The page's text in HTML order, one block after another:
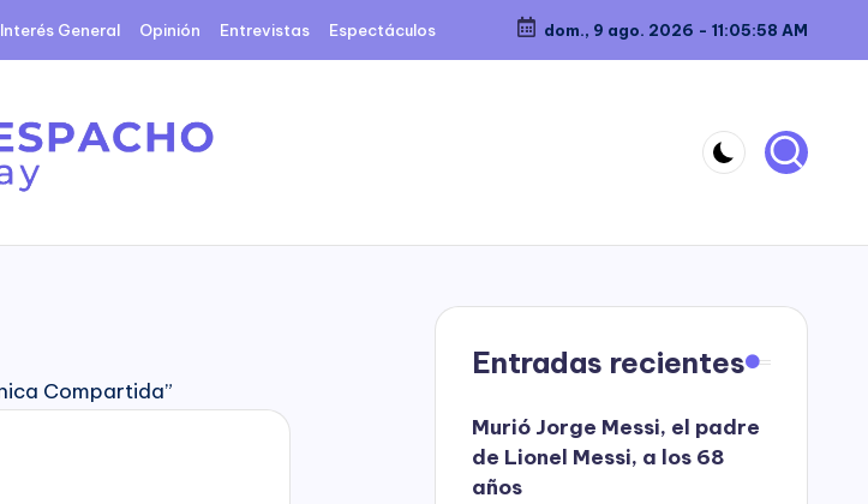
Interés General Opinión Entrevistas Espectáculos dom., 9 ago. 2026 - 11:05:58 AM
Entradas recientes
Murió Jorge Messi, el padre
de Lionel Messi, a los 68
años